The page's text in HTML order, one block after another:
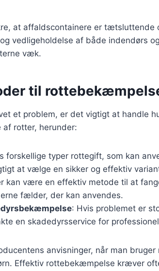
at affaldscontainere er tætsluttende
vedligeholdelse af både indendørs
væk.
til
et problem, er det vigtigt at handle
rotter, herunder:
forskellige typer rottegift, som kan
at vælge en sikker og effektiv
kan være en effektiv metode til at
fælder, der kan anvendes.
: Hvis problemet er
en skadedyrsservice for
anvisninger, når man
Effektiv rottebekæmpelse kræver